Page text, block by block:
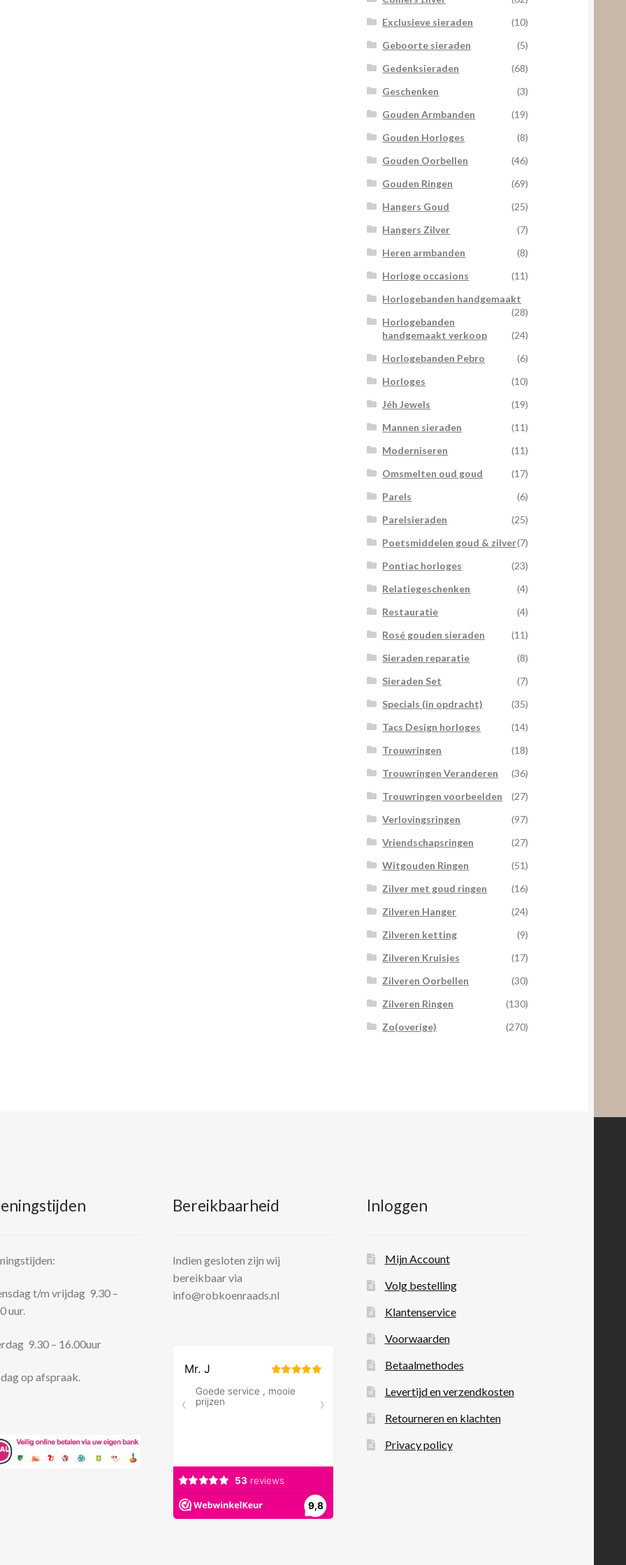
Exclusieve sieraden
(10)
Geboorte sieraden
(5)
Gedenksieraden
(68)
Geschenken
(3)
Gouden Armbanden
(19)
Gouden Horloges
(8)
Gouden Oorbellen
(46)
Gouden Ringen
(69)
Hangers Goud
(25)
Hangers Zilver
(7)
Heren armbanden
(8)
Horloge occasions
(11)
Horlogebanden handgemaakt
(28)
Horlogebanden
handgemaakt verkoop
(24)
Horlogebanden Pebro
(6)
Horloges
(10)
Jéh Jewels
(19)
Mannen sieraden
(11)
Moderniseren
(11)
Omsmelten oud goud
(17)
Parels
(6)
Parelsieraden
(25)
Poetsmiddelen goud & zilver(7)
Pontiac horloges
(23)
Relatiegeschenken
(4)
Restauratie
(4)
Rosé gouden sieraden
(11)
Sieraden reparatie
(8)
Sieraden Set
(7)
Specials (in opdracht)
(35)
Tacs Design horloges
(14)
Trouwringen
(18)
Trouwringen Veranderen
(36)
Trouwringen voorbeelden
(27)
Verlovingsringen
(97)
Vriendschapsringen
(27)
Witgouden Ringen
(51)
Zilver met goud ringen
(16)
Zilveren Hanger
(24)
Zilveren ketting
(9)
Zilveren Kruisjes
(17)
Zilveren Oorbellen
(30)
Zilveren Ringen
(130)
Zo(overige)
(270)
t/m vrijdag 9.30 –
uur.
9.30 – 16.00uur
op afspraak.
Bereikbaarheid
Indien gesloten zijn wij
bereikbaar via
info@robkoenraads.nl
Inloggen
Mijn Account
Volg bestelling
Klantenservice
Voorwaarden
Betaalmethodes
Levertijd en verzendkosten
Retourneren en klachten
Privacy policy